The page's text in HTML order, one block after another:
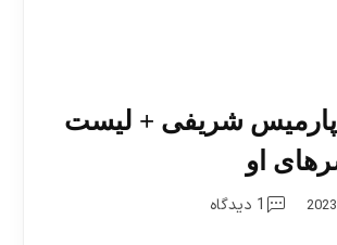
پارمیس شریفی + لیست
او
1 دیدگاه